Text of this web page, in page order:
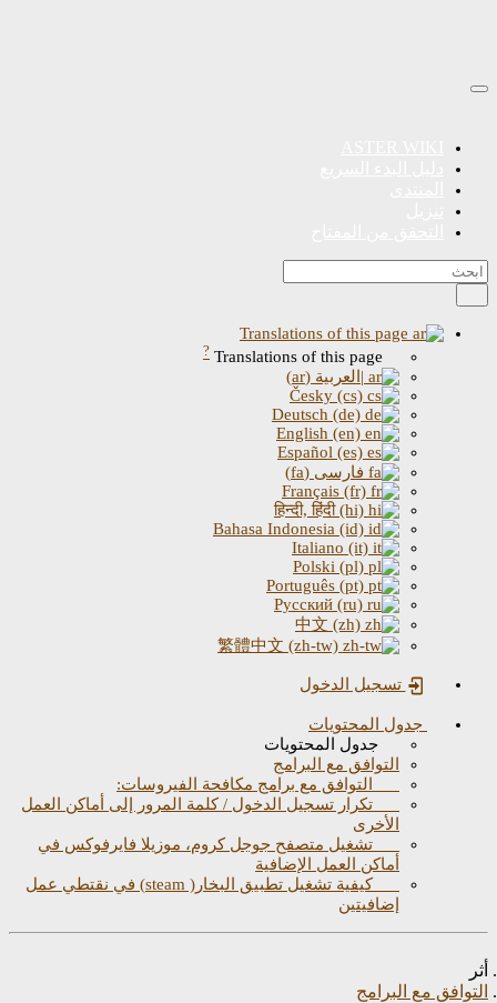
ASTER WIKI
دليل البدء السريع
المنتدى
تنزيل
التحقق من المفتاح
Translations of this page
Translations of this page
?
|العربية (ar)
Česky (cs)
Deutsch (de)
English (en)
Español (es)
فارسی (fa)
Русский (ru)
中文 (zh)
繁體中文 (zh-tw)
تسجيل الدخول
جدول المحتويات
جدول المحتويات
التوافق مع البرامج
التوافق مع برامج مكافحة الفيروسات:
تكرار تسجيل الدخول / كلمة المرور إلى أماكن العمل
الأخرى
تشغيل متصفح جوجل كروم، موزيلا فايرفوكس في
أماكن العمل الإضافية
كيفية تشغيل تطبيق البخار( steam) في نقتطي عمل
إضافيتين
مع البرامج